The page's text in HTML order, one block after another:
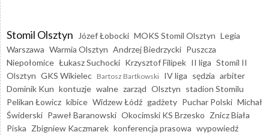
Stomil Olsztyn Józef Łobocki MOKS Stomil Olsztyn Legia
Warszawa Warmia Olsztyn Andrzej Biedrzycki Puszcza
Niepołomice Łukasz Suchocki Krzysztof Filipek II liga Stomil II
Olsztyn GKS Wikielec Bartosz Bartkowski IV liga sędzia arbiter
Dominik Kun kontuzje walne zarząd Olsztyn stadion Stomilu
Pelikan Łowicz kibice Widzew Łódź gadżety Puchar Polski Michał
Świderski Paweł Baranowski Okocimski KS Brzesko Znicz Biała
Piska Zbigniew Kaczmarek konferencja prasowa wypowiedź